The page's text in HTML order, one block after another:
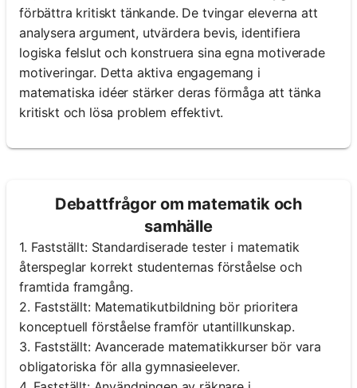
förbättra kritiskt tänkande. De tvingar eleverna att
analysera argument, utvärdera bevis, identifiera
logiska felslut och konstruera sina egna motiverade
motiveringar. Detta aktiva engagemang i
matematiska idéer stärker deras förmåga att tänka
kritiskt och lösa problem effektivt.
Debattfrågor om matematik och
samhälle
1. Fastställt: Standardiserade tester i matematik
återspeglar korrekt studenternas förståelse och
framtida framgång.
2. Fastställt: Matematikutbildning bör prioritera
konceptuell förståelse framför utantillkunskap.
3. Fastställt: Avancerade matematikkurser bör vara
obligatoriska för alla gymnasieelever.